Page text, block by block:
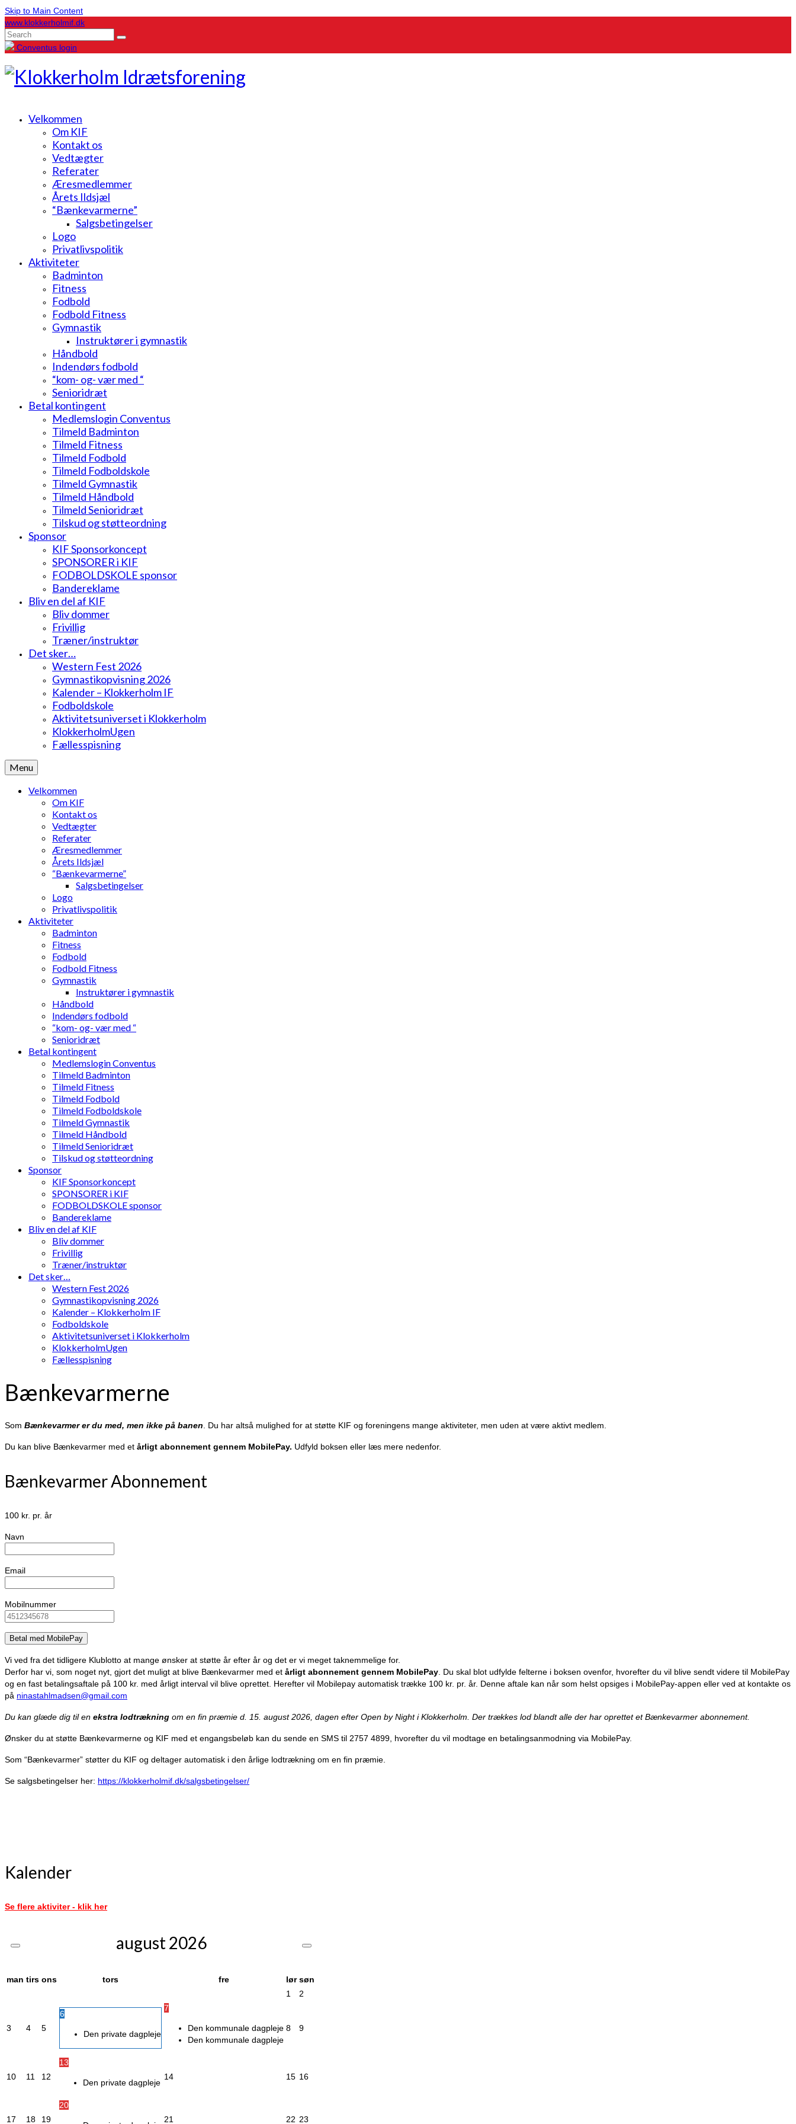
Skip to Main Content
www.klokkerholmif.dk
Search
for: Conventus login
Velkommen
Om KIF
Kontakt os
Vedtægter
Referater
Æresmedlemmer
Årets Ildsjæl
“Bænkevarmerne”
Salgsbetingelser
Logo
Privatlivspolitik
Aktiviteter
Badminton
Fitness
Fodbold
Fodbold Fitness
Gymnastik
Instruktører i gymnastik
Håndbold
Indendørs fodbold
“kom- og- vær med “
Senioridræt
Betal kontingent
Medlemslogin Conventus
Tilmeld Badminton
Tilmeld Fitness
Tilmeld Fodbold
Tilmeld Fodboldskole
Tilmeld Gymnastik
Tilmeld Håndbold
Tilmeld Senioridræt
Tilskud og støtteordning
Sponsor
KIF Sponsorkoncept
SPONSORER i KIF
FODBOLDSKOLE sponsor
Bandereklame
Bliv en del af KIF
Bliv dommer
Frivillig
Træner/instruktør
Det sker…
Western Fest 2026
Gymnastikopvisning 2026
Kalender – Klokkerholm IF
Fodboldskole
Aktivitetsuniverset i Klokkerholm
KlokkerholmUgen
Fællesspisning
Menu
Velkommen
Om KIF
Kontakt os
Vedtægter
Referater
Æresmedlemmer
Årets Ildsjæl
“Bænkevarmerne”
Salgsbetingelser
Logo
Privatlivspolitik
Aktiviteter
Badminton
Fitness
Fodbold
Fodbold Fitness
Gymnastik
Instruktører i gymnastik
Håndbold
Indendørs fodbold
“kom- og- vær med “
Senioridræt
Betal kontingent
Medlemslogin Conventus
Tilmeld Badminton
Tilmeld Fitness
Tilmeld Fodbold
Tilmeld Fodboldskole
Tilmeld Gymnastik
Tilmeld Håndbold
Tilmeld Senioridræt
Tilskud og støtteordning
Sponsor
KIF Sponsorkoncept
SPONSORER i KIF
FODBOLDSKOLE sponsor
Bandereklame
Bliv en del af KIF
Bliv dommer
Frivillig
Træner/instruktør
Det sker…
Western Fest 2026
Gymnastikopvisning 2026
Kalender – Klokkerholm IF
Fodboldskole
Aktivitetsuniverset i Klokkerholm
KlokkerholmUgen
Fællesspisning
Bænkevarmerne
Som Bænkevarmer er du med, men ikke på banen . Du har altså mulighed for at støtte KIF og foreningens mange aktiviteter, men uden at være aktivt medlem.
Du kan blive Bænkevarmer med et årligt abonnement gennem MobilePay. Udfyld boksen eller læs mere nedenfor.
Bænkevarmer Abonnement
100 kr. pr. år
Navn
Email
Mobilnummer
Betal med MobilePay
Vi ved fra det tidligere Klublotto at mange ønsker at støtte år efter år og det er vi meget taknemmelige for.
Derfor har vi, som noget nyt, gjort det muligt at blive Bænkevarmer med et årligt abonnement gennem MobilePay . Du skal blot udfylde felterne i boksen ovenfor, hvorefter du vil blive sendt videre til MobilePay
og en fast betalingsaftale på 100 kr. med årligt interval vil blive oprettet. Herefter vil Mobilepay automatisk trække 100 kr. pr. år. Denne aftale kan når som helst opsiges i MobilePay-appen eller ved at kontakte os
på ninastahlmadsen@gmail.com
Du kan glæde dig til en ekstra lodtrækning om en fin præmie d. 15. august 2026, dagen efter Open by Night i Klokkerholm. Der trækkes lod blandt alle der har oprettet et Bænkevarmer abonnement.
Ønsker du at støtte Bænkevarmerne og KIF med et engangsbeløb kan du sende en SMS til 2757 4899, hvorefter du vil modtage en betalingsanmodning via MobilePay.
Som “Bænkevarmer” støtter du KIF og deltager automatisk i den årlige lodtrækning om en fin præmie.
Se salgsbetingelser her: https://klokkerholmif.dk/salgsbetingelser/
Kalender
Se flere aktiviter - klik her
august2026
man tirs ons tors fre lør søn
1
2
3 4 5
6
Den private dagpleje
7
Den kommunale dagpleje
Den kommunale dagpleje
8 9
10 11 12
13
Den private dagpleje
14 15 16
17 18 19
20
21 22 23